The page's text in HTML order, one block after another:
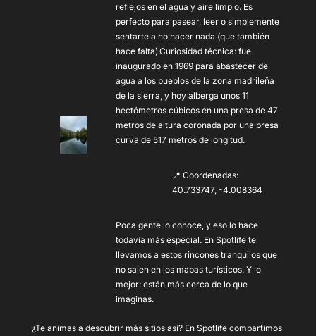
reflejos en el agua y aire limpio. Es
perfecto para pasear, leer o simplemente
sentarte a no hacer nada (que también
hace falta).Curiosidad técnica: fue
inaugurado en 1969 para abastecer de
agua a los pueblos de la zona madrileña
de la sierra, y hoy alberga unos 11
hectómetros cúbicos en una presa de 47
metros de altura coronada por una presa
curva de 517 metros de longitud.
📍 Coordenadas:
40.733747, -4.008364
Poca gente lo conoce, y eso lo hace
todavía más especial. En Spotlife te
llevamos a estos rincones tranquilos que
no salen en los mapas turísticos. Y lo
mejor: están más cerca de lo que
imaginas.
¿Te animas a descubrir más sitios así? En Spotlife compartimos